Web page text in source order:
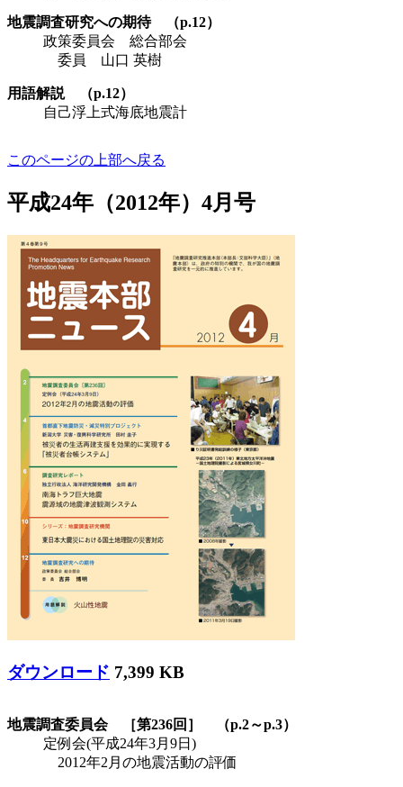
地震調査研究への期待 （p.12）
政策委員会 総合部会
委員 山口 英樹
用語解説 （p.12）
自己浮上式海底地震計
このページの上部へ戻る
平成24年（2012年）4月号
ダウンロード 7,399 KB
地震調査委員会 ［第236回］ （p.2～p.3）
定例会(平成24年3月9日)
2012年2月の地震活動の評価